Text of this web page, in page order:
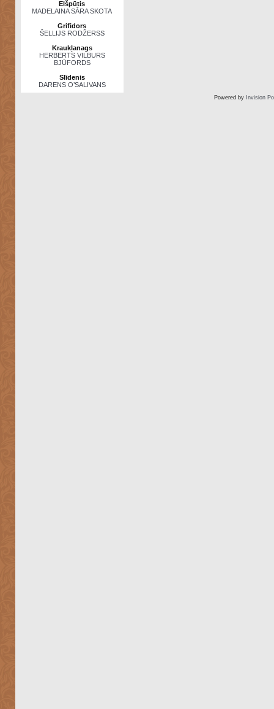
Elšpūtis
MADELAINA SĀRA SKOTA
Grifidors
ŠELLIJS RODŽERSS
Kraukļanags
HERBERTS VILBURS
BJŪFORDS
Slīdenis
DARENS O’SALIVANS
Powered by Invision